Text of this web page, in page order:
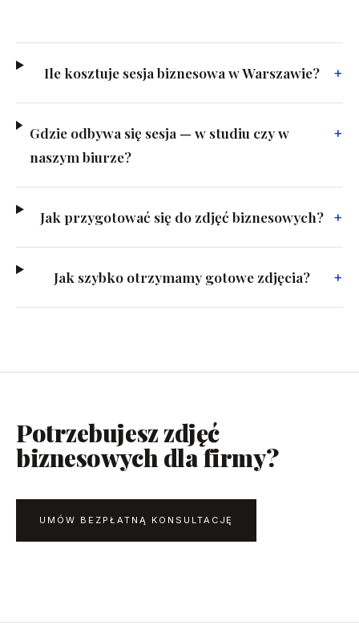
Ile kosztuje sesja biznesowa w Warszawie?
Gdzie odbywa się sesja — w studiu czy w
naszym biurze?
Jak przygotować się do zdjęć biznesowych?
Jak szybko otrzymamy gotowe zdjęcia?
Potrzebujesz zdjęć
biznesowych dla firmy?
UMÓW BEZPŁATNĄ KONSULTACJĘ